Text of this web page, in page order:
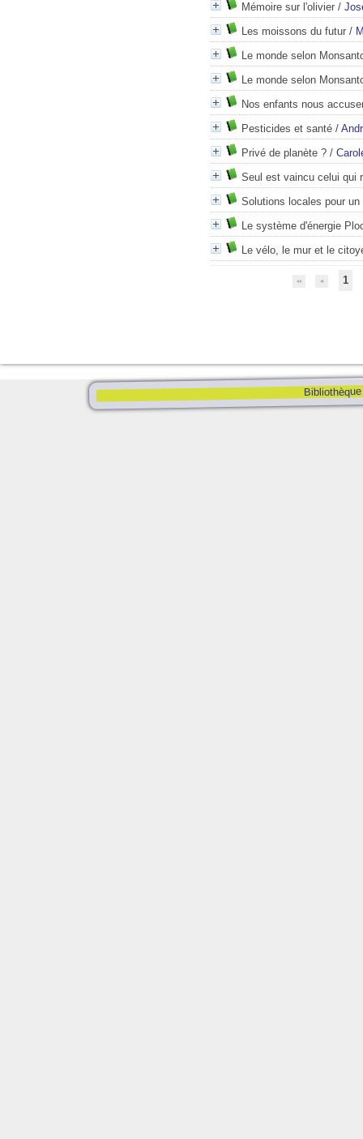
Mémoire sur l'olivier /
Les moissons du futur /
Le monde selon
Le monde selon
Nos enfants nous
Pesticides et santé /
Privé de planète ? /
Seul est vaincu celui qui
Solutions locales pour un
Le système d'énergie
Le vélo, le mur et le
1